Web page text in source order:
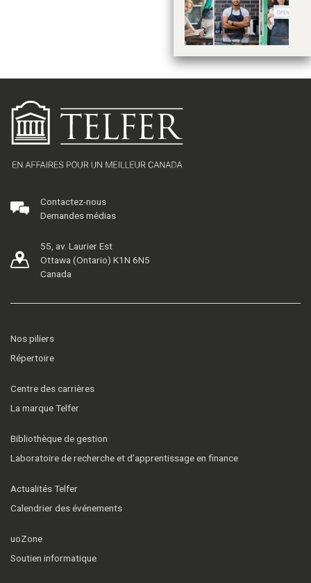
Contactez-nous
Demandes médias
55, av. Laurier Est
Ottawa (Ontario) K1N 6N5
Canada
Nos piliers
Répertoire
Centre des carrières
La marque Telfer
Bibliothèque de gestion
Laboratoire de recherche et d’apprentissage en finance
Actualités Telfer
Calendrier des événements
uoZone
Soutien informatique